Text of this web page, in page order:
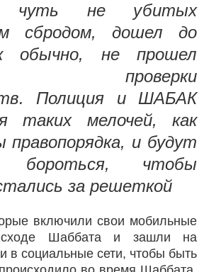
чуть не убитых
сбродом, дошел до
обычно, не прошел
проверки
Полиция и ШАБАК
таких мелочей, как
правопорядка, и будут
бороться, чтобы
за решеткой
включили свои мобильные
Шаббата и зашли на
в социальные сети, чтобы быть